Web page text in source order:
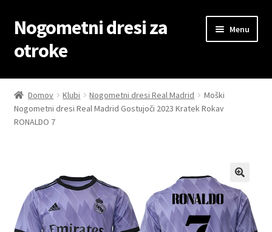
Skip
to
navigation
Skip
to
content
Nogometni dresi za
otroke
Menu
Domov
Blog
Moj račun
Domov Klubi Nogometni dresi Real Madrid
Moški
Nogometni dresi Real Madrid Gostujoči 2023 Kratek Rokav
RONALDO 7